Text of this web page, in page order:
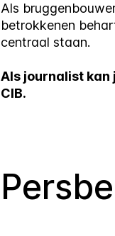
Als
betrokkenen
centraal staan.
Als journalist kan
CIB.